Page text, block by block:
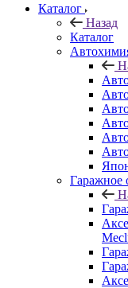
Каталог
Назад
Каталог
Гаражное